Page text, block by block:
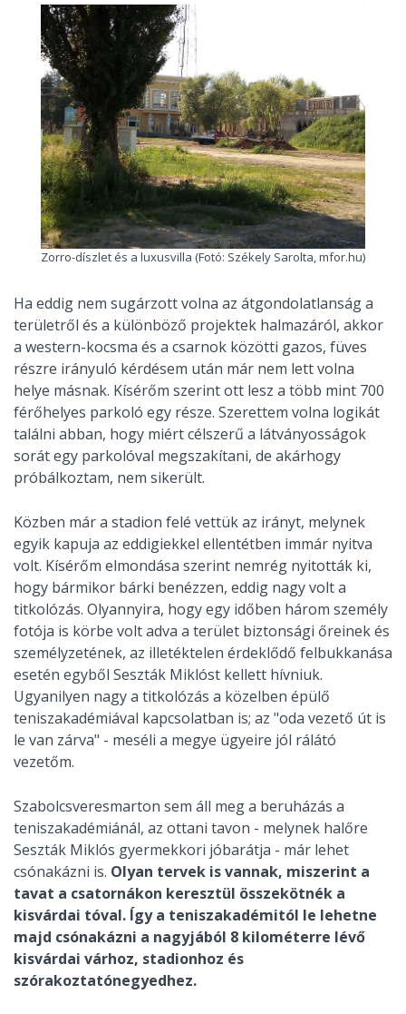
Zorro-díszlet és a luxusvilla (Fotó: Székely Sarolta, mfor.hu)
Ha eddig nem sugárzott volna az átgondolatlanság a
területről és a különböző projektek halmazáról, akkor
a western-kocsma és a csarnok közötti gazos, füves
részre irányuló kérdésem után már nem lett volna
helye másnak. Kísérőm szerint ott lesz a több mint 700
férőhelyes parkoló egy része. Szerettem volna logikát
találni abban, hogy miért célszerű a látványosságok
sorát egy parkolóval megszakítani, de akárhogy
próbálkoztam, nem sikerült.
Közben már a stadion felé vettük az irányt, melynek
egyik kapuja az eddigiekkel ellentétben immár nyitva
volt. Kísérőm elmondása szerint nemrég nyitották ki,
hogy bármikor bárki benézzen, eddig nagy volt a
titkolózás. Olyannyira, hogy egy időben három személy
fotója is körbe volt adva a terület biztonsági őreinek és
személyzetének, az illetéktelen érdeklődő felbukkanása
esetén egyből Seszták Miklóst kellett hívniuk.
Ugyanilyen nagy a titkolózás a közelben épülő
teniszakadémiával kapcsolatban is; az "oda vezető út is
le van zárva" - meséli a megye ügyeire jól rálátó
vezetőm.
Szabolcsveresmarton sem áll meg a beruházás a
teniszakadémiánál, az ottani tavon - melynek halőre
Seszták Miklós gyermekkori jóbarátja - már lehet
csónakázni is. Olyan tervek is vannak, miszerint a
tavat a csatornákon keresztül összekötnék a
kisvárdai tóval. Így a teniszakadémitól le lehetne
majd csónakázni a nagyjából 8 kilométerre lévő
kisvárdai várhoz, stadionhoz és
szórakoztatónegyedhez.